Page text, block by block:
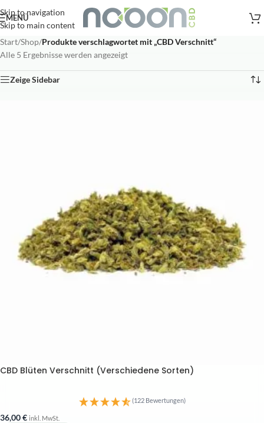
Skip to navigation
Skip to main content
Versandkostenfreie Lieferung nach AT, DE ab
MENÜ
Start/Shop/Produkte verschlagwortet mit „CBD Verschnitt“
Alle 5 Ergebnisse werden angezeigt
Zeige Sidebar
CBD Blüten Verschnitt (Verschiedene Sorten)
36,00€ inkl. MwSt.
(122 Bewertungen)